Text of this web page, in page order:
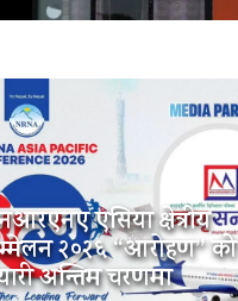
एसिया क्षेत्रीय
२०२६ “आरोहण” को
अन्तिम चरणमा